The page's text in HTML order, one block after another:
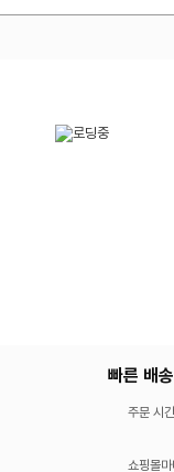
빠른 배
주문 시
쇼핑몰